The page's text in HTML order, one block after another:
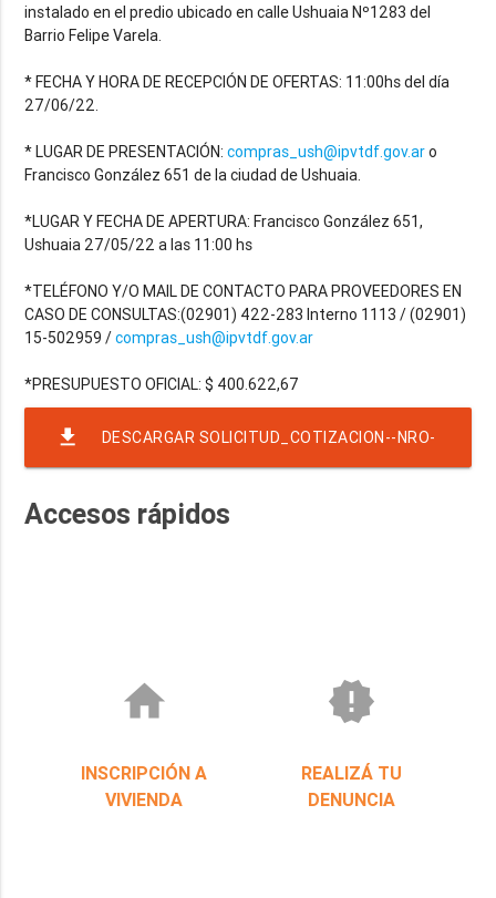
instalado en el predio ubicado en calle Ushuaia Nº1283 del
Barrio Felipe Varela.
* FECHA Y HORA DE RECEPCIÓN DE OFERTAS: 11:00hs del día
27/06/22.
* LUGAR DE PRESENTACIÓN:compras_ush@ipvtdf.gov.aro
Francisco González 651 de la ciudad de Ushuaia.
*LUGAR Y FECHA DE APERTURA: Francisco González 651,
Ushuaia 27/05/22 a las 11:00 hs
*TELÉFONO Y/O MAIL DE CONTACTO PARA PROVEEDORES EN
CASO DE CONSULTAS:(02901) 422-283 Interno 1113 / (02901)
15-502959 /compras_ush@ipvtdf.gov.ar
file_download DESCARGAR SOLICITUD_COTIZACION--NRO-
Accesos rápidos
home
INSCRIPCIÓN A
VIVIENDA
new_releases
REALIZÁ TU
DENUNCIA